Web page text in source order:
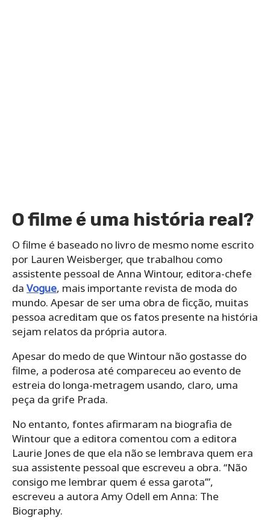
O filme é uma história real?
O filme é baseado no livro de mesmo nome escrito
por Lauren Weisberger, que trabalhou como
assistente pessoal de Anna Wintour, editora-chefe
da Vogue, mais importante revista de moda do
mundo. Apesar de ser uma obra de ficção, muitas
pessoa acreditam que os fatos presente na história
sejam relatos da própria autora.
Apesar do medo de que Wintour não gostasse do
filme, a poderosa até compareceu ao evento de
estreia do longa-metragem usando, claro, uma
peça da grife Prada.
No entanto, fontes afirmaram na biografia de
Wintour que a editora comentou com a editora
Laurie Jones de que ela não se lembrava quem era
sua assistente pessoal que escreveu a obra. “Não
consigo me lembrar quem é essa garota’”,
escreveu a autora Amy Odell em Anna: The
Biography.